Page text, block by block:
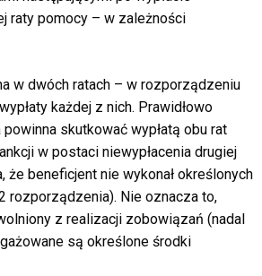
raty pomocy – w zależności
w dwóch ratach – w rozporządzeniu
każdej z nich. Prawidłowo
skutkować wypłatą obu rat
w postaci niewypłacenia drugiej
że beneficjent nie wykonał określonych
rozporządzenia). Nie oznacza to,
z realizacji zobowiązań (nadal
są określone środki